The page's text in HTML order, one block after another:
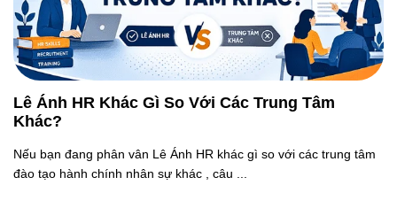
Lê Ánh HR Khác Gì So Với Các Trung Tâm
Khác?
Nếu bạn đang phân vân Lê Ánh HR khác gì so với các trung tâm
đào tạo hành chính nhân sự khác , câu ...